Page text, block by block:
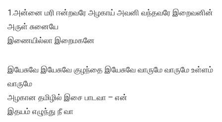
1.அன்னை மரி ஈன்றவரே அழகாய் அவனி வந்தவரே இறைவனின்
அருள் சுனையே
இணையில்லா இறைமகனே
இயேசுவே இயேசுவே குழந்தை இயேசுவே வாருமே வாருமே உள்ளம்
வாருமே
அழகான தமிழில் இசை பாடவா – என்
இதயம் எழுந்து நீ வா